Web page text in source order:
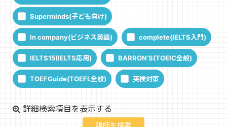
Superminds(子ども向け)
In company(ビジネス英語) complete(IELTS入門)
IELTS15(IELTS応用) BARRON‘S(TOEIC全般)
TOEFGuide(TOEFL全般) 英検対策
詳細検索項目を表示する